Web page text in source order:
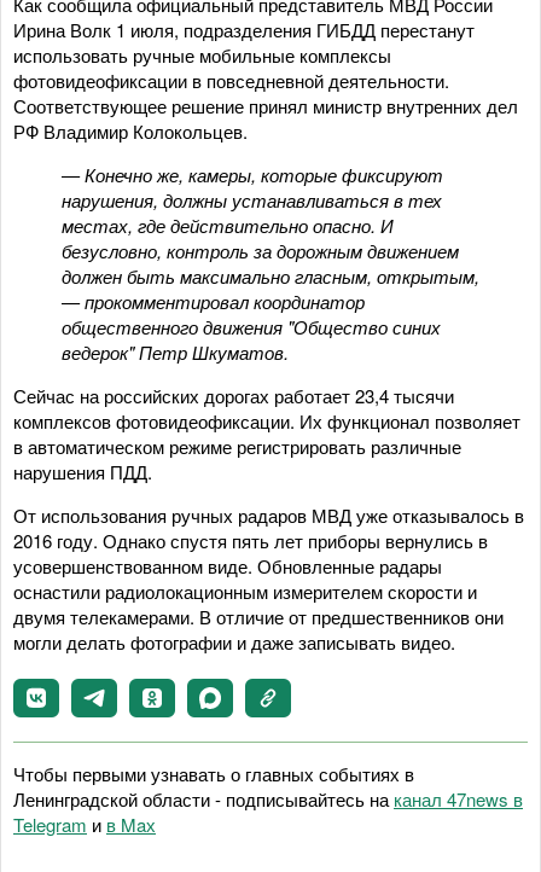
Ирина Волк 1 июля, подразделения ГИБДД перестанут
использовать ручные мобильные комплексы
фотовидеофиксации в повседневной деятельности.
Соответствующее решение принял министр внутренних дел
РФ Владимир Колокольцев.
— Конечно же, камеры, которые фиксируют
нарушения, должны устанавливаться в тех
местах, где действительно опасно. И
безусловно, контроль за дорожным движением
должен быть максимально гласным, открытым,
— прокомментировал координатор
общественного движения "Общество синих
ведерок" Петр Шкуматов.
Сейчас на российских дорогах работает 23,4 тысячи
комплексов фотовидеофиксации. Их функционал позволяет
в автоматическом режиме регистрировать различные
нарушения ПДД.
От использования ручных радаров МВД уже отказывалось в
2016 году. Однако спустя пять лет приборы вернулись в
усовершенствованном виде. Обновленные радары
оснастили радиолокационным измерителем скорости и
двумя телекамерами. В отличие от предшественников они
могли делать фотографии и даже записывать видео.
Чтобы первыми узнавать о главных событиях в
Ленинградской области - подписывайтесь на канал 47news в
Telegram и в Maх